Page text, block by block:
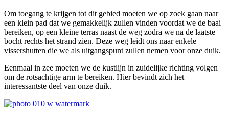
Om toegang te krijgen tot dit gebied moeten we op zoek gaan naar
een klein pad dat we gemakkelijk zullen vinden voordat we de baai
bereiken, op een kleine terras naast de weg zodra we na de laatste
bocht rechts het strand zien. Deze weg leidt ons naar enkele
vissershutten die we als uitgangspunt zullen nemen voor onze duik.
Eenmaal in zee moeten we de kustlijn in zuidelijke richting volgen
om de rotsachtige arm te bereiken. Hier bevindt zich het
interessantste deel van onze duik.